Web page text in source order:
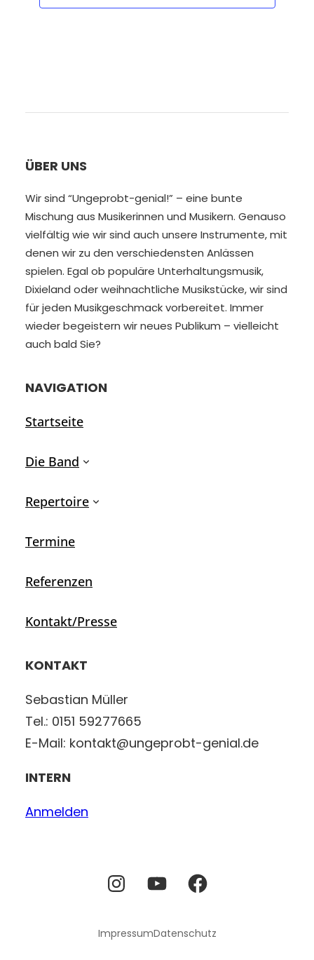
ÜBER UNS
Wir sind “Ungeprobt-genial!” – eine bunte
Mischung aus Musikerinnen und Musikern. Genauso
vielfältig wie wir sind auch unsere Instrumente, mit
denen wir zu den verschiedensten Anlässen
spielen. Egal ob populäre Unterhaltungsmusik,
Dixieland oder weihnachtliche Musikstücke, wir sind
für jeden Musikgeschmack vorbereitet. Immer
wieder begeistern wir neues Publikum – vielleicht
auch bald Sie?
NAVIGATION
Startseite
Die Band
Repertoire
Termine
Referenzen
Kontakt/Presse
KONTAKT
Sebastian Müller
Tel.: 0151 59277665
E-Mail: kontakt@ungeprobt-genial.de
INTERN
Anmelden
Instagram
YouTubeFacebook
ImpressumDatenschutz